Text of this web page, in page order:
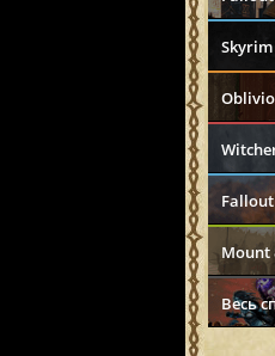
Skyrim
Mount
Весь